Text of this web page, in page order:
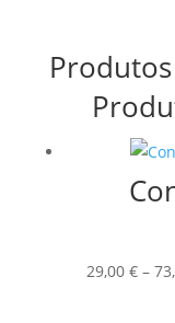
29,00 € –